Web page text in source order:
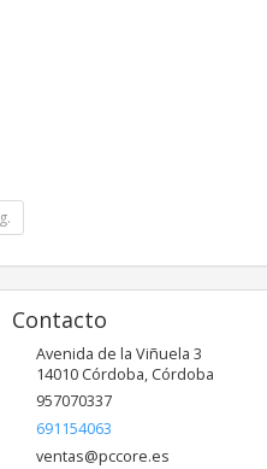
Contacto
Avenida de la Viñuela 3
14010 Córdoba, Córdoba
957070337
691154063
ventas@pccore.es